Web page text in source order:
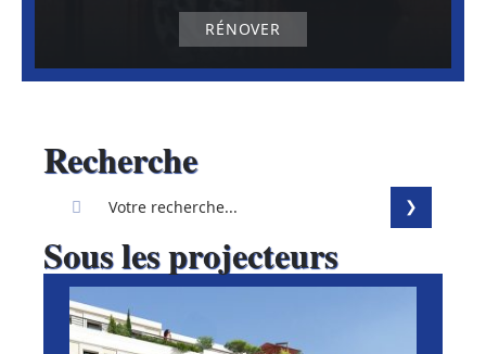
RÉNOVER
Recherche
Sous les projecteurs